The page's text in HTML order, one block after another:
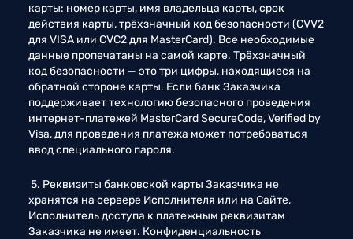
карты: номер карты, имя владельца карты, срок
действия карты, трёхзначный код безопасности (CVV2
для VISA или CVC2 для MasterCard). Все необходимые
данные пропечатаны на самой карте. Трёхзначный
код безопасности — это три цифры, находящиеся на
обратной стороне карты. Если банк Заказчика
поддерживает технологию безопасного проведения
интернет-платежей MasterCard SecureCode, Verified by
Visa, для проведения платежа может потребоваться
ввод специального пароля.
хранятся на сервере Исполнителя или на Сайте,
Исполнитель доступа к платежным реквизитам
Заказчика не имеет. Конфиденциальность